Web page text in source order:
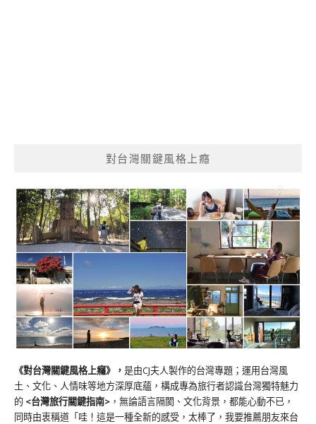
對台灣關鍵風格上癮
《對台灣關鍵風格上癮》 ， 是由CJ夫人製作的台灣專題；運用台灣風
土、文化、人情味等地方深厚底蘊，構成專為旅行者認識台灣獨特魅力
的 <台灣旅行關鍵指南> ，無論語言隔閡、文化背景，都能心動不已，
同時由衷稱道「哇！這是一種全新的感受，太棒了，我要推薦朋友來台